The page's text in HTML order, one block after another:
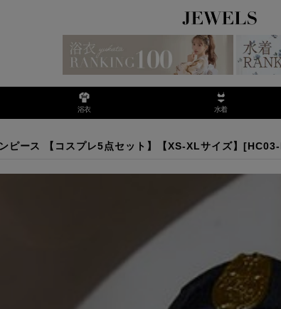
浴衣 水着
ピース 【コスプレ5点セット】【XS-XLサイズ】